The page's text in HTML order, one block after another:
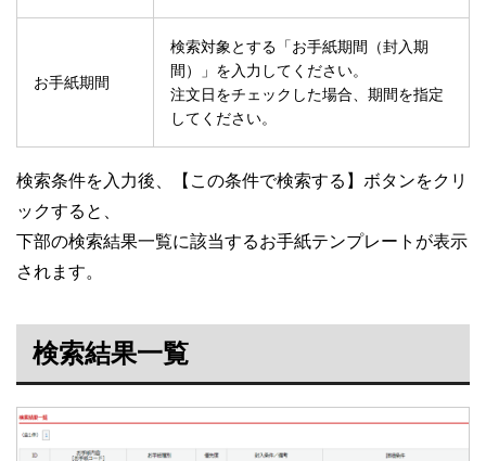
お手紙期間
検索対象とする「お手紙期間（封入期
間）」を入力してください。
注文日をチェックした場合、期間を指定
してください。
検索条件を入力後、【この条件で検索する】ボタンをクリ
ックすると、
下部の検索結果一覧に該当するお手紙テンプレートが表示
されます。
検索結果一覧